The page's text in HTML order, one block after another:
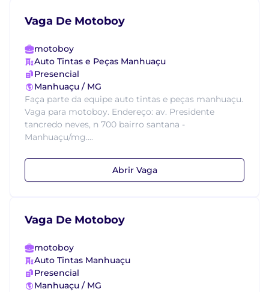
Vaga De Motoboy
motoboy
Auto Tintas e Peças Manhuaçu
Presencial
Manhuaçu / MG
Faça parte da equipe auto tintas e peças manhuaçu.
Vaga para motoboy. Endereço: av. Presidente
tancredo neves, n 700 bairro santana -
Manhuaçu/mg....
Abrir Vaga
Vaga De Motoboy
motoboy
Auto Tintas Manhuaçu
Presencial
Manhuaçu / MG